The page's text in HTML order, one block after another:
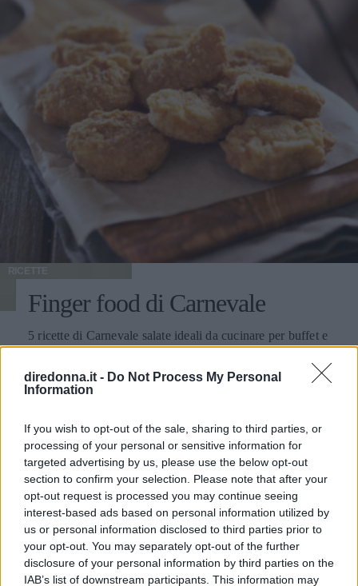
diredonna.it - Do Not Process My Personal
Information
If you wish to opt-out of the sale, sharing to third parties, or
processing of your personal or sensitive information for
targeted advertising by us, please use the below opt-out
section to confirm your selection. Please note that after your
opt-out request is processed you may continue seeing
interest-based ads based on personal information utilized by
us or personal information disclosed to third parties prior to
your opt-out. You may separately opt-out of the further
disclosure of your personal information by third parties on the
IAB’s list of downstream participants. This information may
RICETTE
Finger food di Carnevale
5 ricette di Carnevale salate ideali da cucinare per buffet e
food.